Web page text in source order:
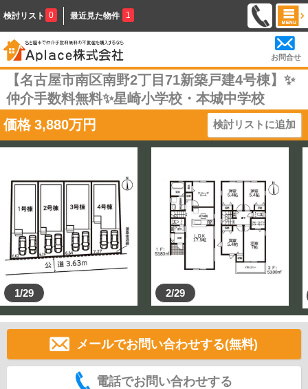
検討リスト 0 最近見た物件 1
お問合せ
【名古屋市南区南野2丁目71新築戸建4号棟】✨️
仲介手数料無料✨️星崎小学校・本城中学校
価格 3,880万円 検討リストに追加
1/29 2/29
メールでお問い合わせする(無料)
電話でお問い合わせする